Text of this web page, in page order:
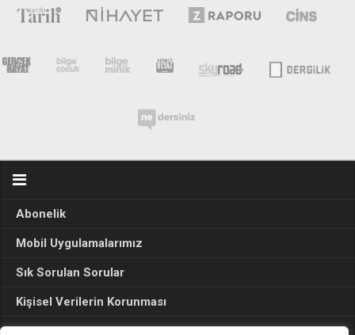
Abonelik
Mobil Uygulamalarımız
Sık Sorulan Sorular
Kişisel Verilerin Korunması
Seçim Sonuçları 2024